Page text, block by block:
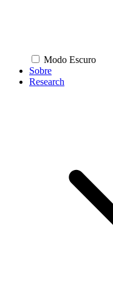
Modo Escuro
Sobre
Research